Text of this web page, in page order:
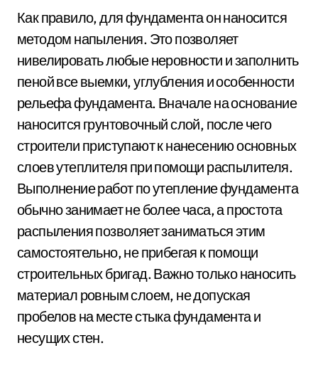
Как правило, для фундамента он наносится
методом напыления. Это позволяет
нивелировать любые неровности и заполнить
пеной все выемки, углубления и особенности
рельефа фундамента. Вначале на основание
наносится грунтовочный слой, после чего
строители приступают к нанесению основных
слоев утеплителя при помощи распылителя.
Выполнение работ по утепление фундамента
обычно занимает не более часа, а простота
распыления позволяет заниматься этим
самостоятельно, не прибегая к помощи
строительных бригад. Важно только наносить
материал ровным слоем, не допуская
пробелов на месте стыка фундамента и
несущих стен.